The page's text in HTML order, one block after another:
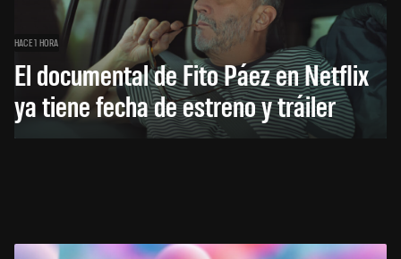
HACE 1 HORA
El documental de Fito Páez en Netflix
ya tiene fecha de estreno y tráiler